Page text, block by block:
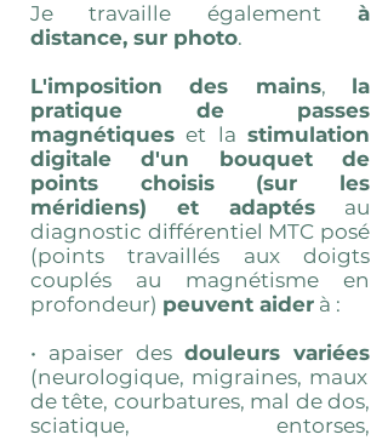
Je travaille égalementà
distance, sur photo.
L'imposition des mains, la
pratique de passes
magnétiques et la stimulation
digitale d'un bouquet de
points choisis (sur les
méridiens) et adaptés au
diagnostic différentiel MTC posé
(points travaillés aux doigts
couplés au magnétisme en
profondeur) peuvent aider à :
• apaiser des douleurs variées
(neurologique, migraines, maux
de tête, courbatures, mal de dos,
sciatique, entorses,